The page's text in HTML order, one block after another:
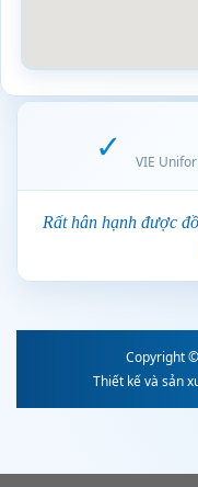
✓ VIE
Rất hân hạnh được
Copyright
Thiết kế và sản